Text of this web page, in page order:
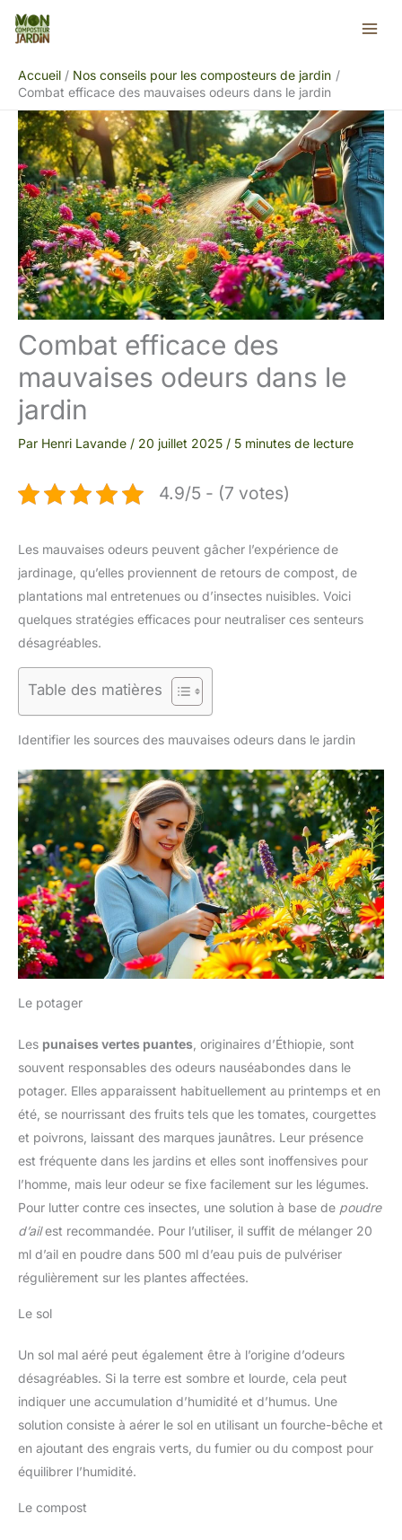
Aller
Accueil
Nos conseils pour les composteurs de jardin
Combat efficace des mauvaises odeurs dans le jardin
Combat efficace des
mauvaises odeurs dans le
jardin
Par Henri Lavande / 20 juillet 2025 / 5 minutes de lecture
4.9/5 - (7 votes)
Les mauvaises odeurs peuvent gâcher l’expérience de
jardinage, qu’elles proviennent de retours de compost, de
plantations mal entretenues ou d’insectes nuisibles. Voici
quelques stratégies efficaces pour neutraliser ces senteurs
désagréables.
Table des matières
Identifier les sources des mauvaises odeurs dans le jardin
Le potager
Les punaises vertes puantes , originaires d’Éthiopie, sont
souvent responsables des odeurs nauséabondes dans le
potager. Elles apparaissent habituellement au printemps et en
été, se nourrissant des fruits tels que les tomates, courgettes
et poivrons, laissant des marques jaunâtres. Leur présence
est fréquente dans les jardins et elles sont inoffensives pour
l’homme, mais leur odeur se fixe facilement sur les légumes.
Pour lutter contre ces insectes, une solution à base de poudre
d’ailest recommandée. Pour l’utiliser, il suffit de mélanger 20
ml d’ail en poudre dans 500 ml d’eau puis de pulvériser
régulièrement sur les plantes affectées.
Le sol
Un sol mal aéré peut également être à l’origine d’odeurs
désagréables. Si la terre est sombre et lourde, cela peut
indiquer une accumulation d’humidité et d’humus. Une
solution consiste à aérer le sol en utilisant un fourche-bêche et
en ajoutant des engrais verts, du fumier ou du compost pour
équilibrer l’humidité.
Le compost
Rechercher